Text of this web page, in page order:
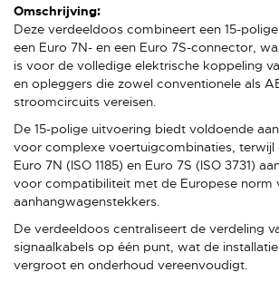
Meer
informatie
Deze verdeeldoos combineert een 15-
een Euro 7N- en een Euro 7S-connector,
is voor de volledige elektrische koppeling
en opleggers die zowel conventionele als
stroomcircuits vereisen.
De 15-polige uitvoering biedt voldoende
voor complexe voertuigcombinaties, terwijl
Euro 7N (ISO 1185) en Euro 7S (ISO 3731)
voor compatibiliteit met de Europese norm
aanhangwagenstekkers.
De verdeeldoos centraliseert de verdeling
signaalkabels op één punt, wat de
vergroot en onderhoud vereenvoudigt.